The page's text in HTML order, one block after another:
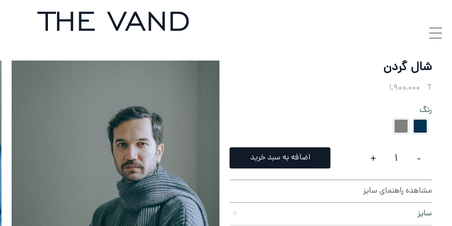
شال گردن
1,900,000
T
رنگ
آبی پروس
طوسی
شال گردن QUANTITY -
+ اضافه به سبد خرید
مشاهده راهنمای سایز
سایز